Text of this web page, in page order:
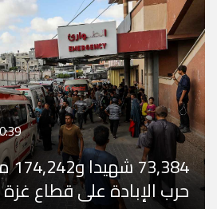
حرب الإبادة على قطاع غزة